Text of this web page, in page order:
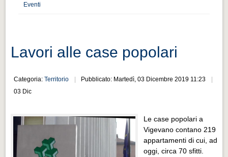
Distretto industriale
Cultura e turismo 4.0
Cultura e turismo 4.0
PROGETTI
Progetti Aperti
Progetti Aperti
Eventi
Lavori alle case popolari
Categoria:Territorio
Pubblicato: Martedì, 03 Dicembre 2019 11:23
03 Dic
Le case popolari a
Vigevano contano 219
appartamenti di cui, ad
oggi, circa 70 sfitti.